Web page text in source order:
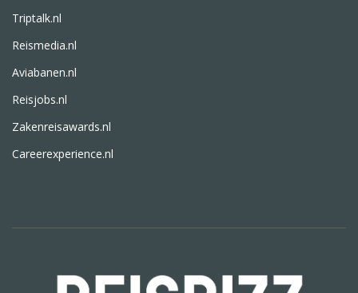
Triptalk.nl
Reismedia.nl
Aviabanen.nl
Reisjobs.nl
Zakenreisawards.nl
Careerexperience.nl